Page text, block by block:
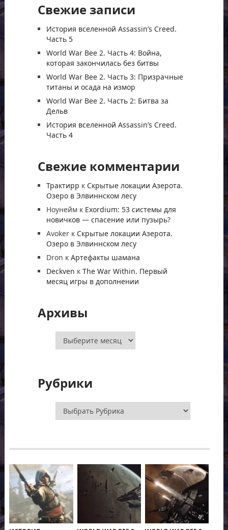
Свежие записи
История вселенной Assassin’s Creed.
Часть 5
World War Bee 2. Часть 4: Война,
которая закончилась без битвы
World War Bee 2. Часть 3: Призрачные
титаны и осада на измор
World War Bee 2. Часть 2: Битва за
Дельв
История вселенной Assassin’s Creed.
Часть 4
Свежие комментарии
Трактирр к Скрытые локации Азерота.
Озеро в Элвиннском лесу
Ноунеймк Exordium: 53 системы для
новичков — спасение или пузырь?
Avokerк Скрытые локации Азерота.
Озеро в Элвиннском лесу
Dron к Артефакты шамана
Deckven к The War Within. Первый
месяц игры в дополнении
Архивы
Архивы
Рубрики
Рубрики